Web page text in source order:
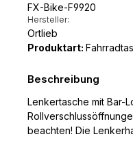
FX-Bike-F9920
Hersteller:
Ortlieb
Produktart:
Beschreibung
Lenkertasche mit Bar-
beachten! Die